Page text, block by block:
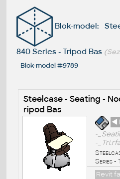
Blok-model:
840 Series - Tripod Bas
Blok-model #9789
Steelcase - Seating -
ripod Bas
◄
-
-
Series -
Revit